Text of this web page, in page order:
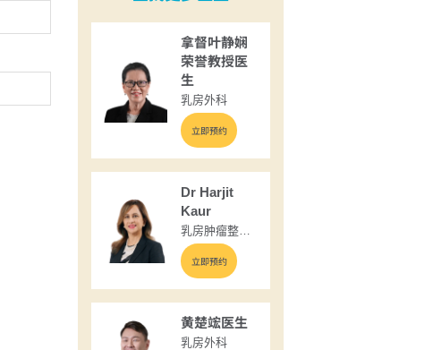
拿督叶静娴
荣誉教授医
生
乳房外科
立即预约
Dr Harjit
Kaur
乳房肿瘤整形
与内分泌外科
立即预约
黄楚竤医生
乳房外科